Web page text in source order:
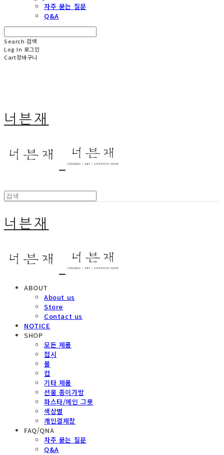
자주 묻는 질문
Q&A
Search 검색
Log In 로그인
Cart장바구니
너븐재
너븐재
ABOUT
About us
Store
Contact us
NOTICE
SHOP
모든 제품
접시
볼
컵
기타 제품
선물 종이가방
파스타/메인 그릇
색상별
개인결제창
FAQ/QNA
자주 묻는 질문
Q&A